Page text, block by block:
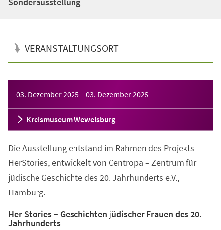
VERANSTALTUNGSORT
03. Dezember 2025– 03. Dezember 2025
Kreismuseum Wewelsburg
Die Ausstellung entstand im Rahmen des Projekts
HerStories, entwickelt von Centropa – Zentrum für
jüdische Geschichte des 20. Jahrhunderts e.V.,
Hamburg.
Her Stories – Geschichten jüdischer Frauen des 20.
Jahrhunderts